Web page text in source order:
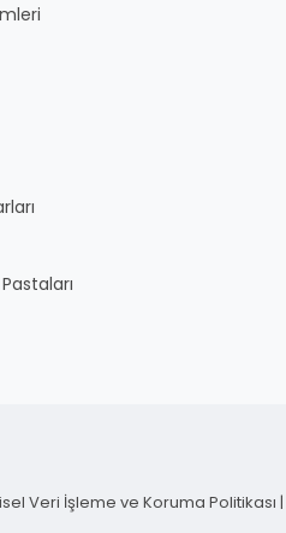
Veri İşleme ve Koruma Politikası |